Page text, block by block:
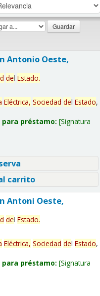
Antonio Oeste,
del Estado.
Eléctrica, Sociedad del Estado,
préstamo: Signatura
carrito
Antoni Oeste,
del Estado.
Eléctrica, Sociedad del Estado,
préstamo: Signatura